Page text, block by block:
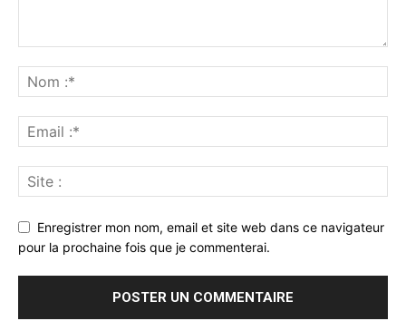
Enregistrer mon nom, email et site web dans ce navigateur
pour la prochaine fois que je commenterai.